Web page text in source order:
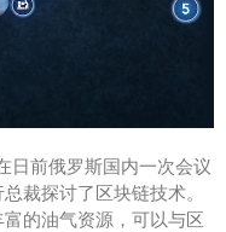
日前俄罗斯国内一次会议
裁探讨了区块链技术。
的油气资源，可以与区